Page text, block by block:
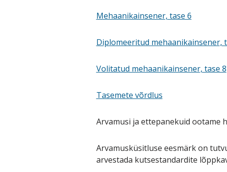
Mehaanikainsener, tase 6
Diplomeeritud mehaanikainsener,
Volitatud mehaanikainsener, tase 8
Tasemete võrdlus
Arvamusi ja ettepanekuid ootame
Arvamusküsitluse eesmärk on
arvestada kutsestandardite